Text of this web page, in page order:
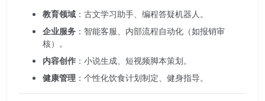
教育领域 ：古文学习助手、编程答疑机器人。
企业服务 ：智能客服、内部流程自动化（如报销审
核）。
内容创作 ：小说生成、短视频脚本策划。
健康管理 ：个性化饮食计划制定、健身指导。